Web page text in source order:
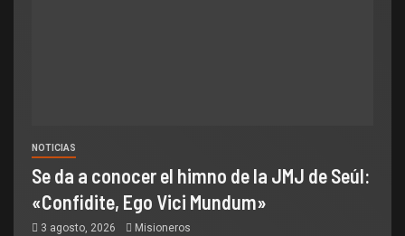
NOTICIAS
Se da a conocer el himno de la JMJ de Seúl:
«Confidite, Ego Vici Mundum»
3 agosto, 2026 Misioneros